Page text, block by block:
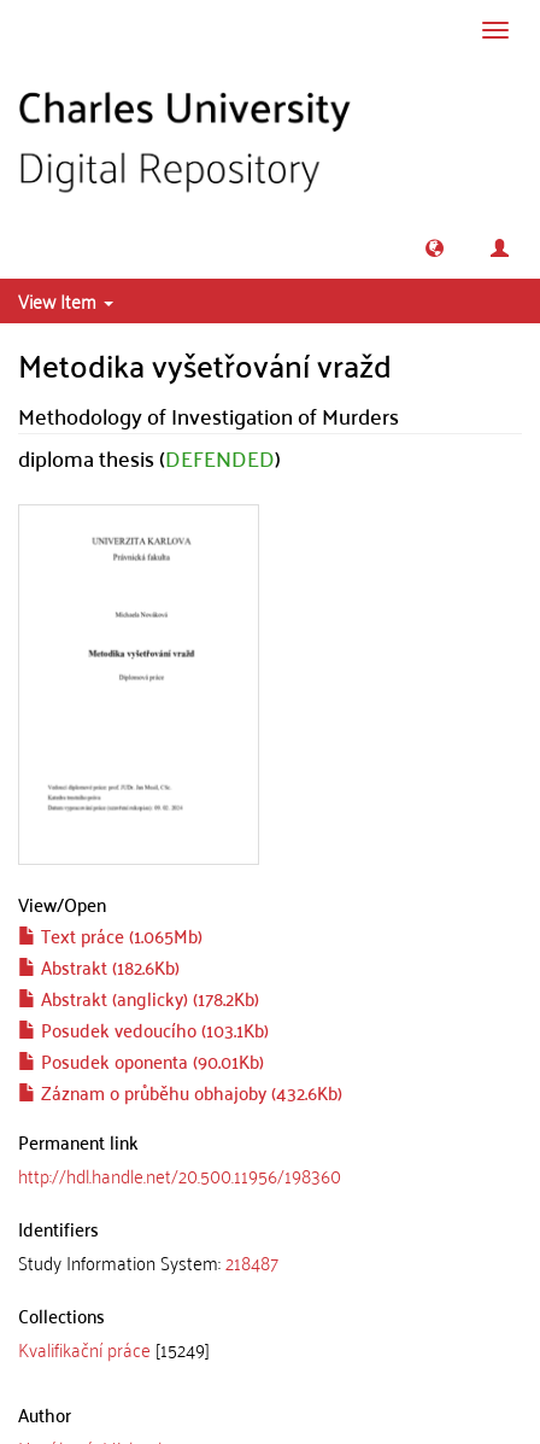
View Item
Metodika vyšetřování vražd
Methodology of Investigation of Murders
diploma thesis (DEFENDED)
View/Open
Text práce (1.065Mb)
Abstrakt (182.6Kb)
Abstrakt (anglicky) (178.2Kb)
Posudek vedoucího (103.1Kb)
Posudek oponenta (90.01Kb)
Záznam o průběhu obhajoby (432.6Kb)
Permanent link
http://hdl.handle.net/20.500.11956/198360
Identifiers
Study Information System:218487
Collections
Kvalifikační práce [15249]
Author